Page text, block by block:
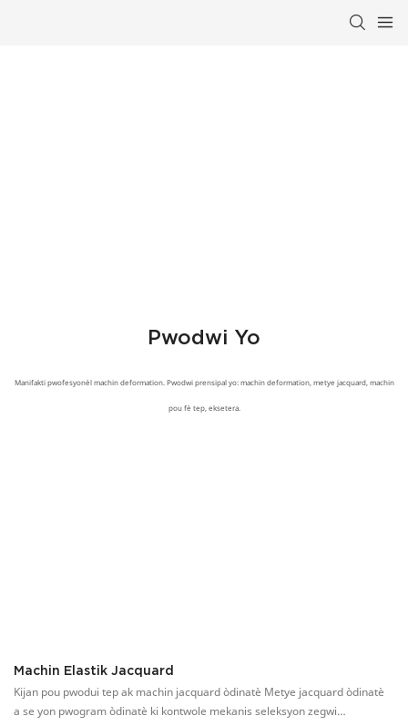
Pwodwi Yo
Manifakti pwofesyonèl machin deformation. Pwodwi prensipal yo: machin deformation, metye jacquard, machin
pou fè tep, eksetera.
Machin Elastik Jacquard
Kijan pou pwodui tep ak machin jacquard òdinatè Metye jacquard òdinatè
a se yon pwogram òdinatè ki kontwole mekanis seleksyon zegwi